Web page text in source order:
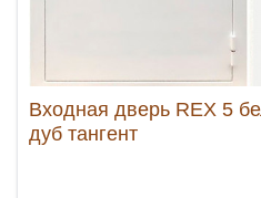
Входная дверь REX 5
дуб тангент